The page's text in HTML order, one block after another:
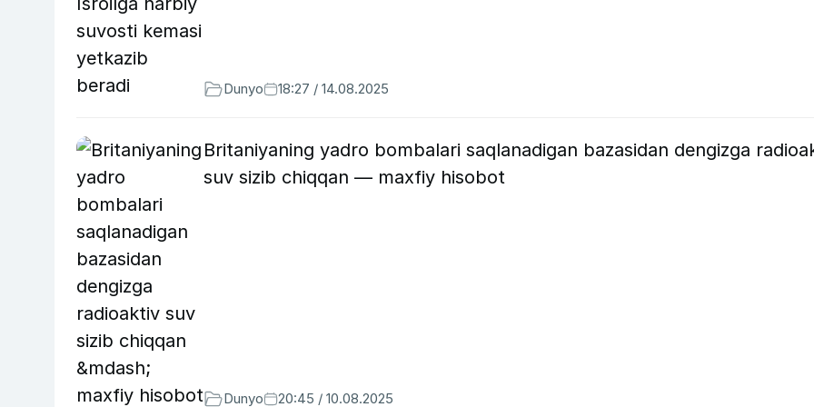
Dunyo 18:27 / 14.08.2025
Britaniyaning yadro bombalari saqlanadigan bazasidan dengizga
suv sizib chiqqan — maxfiy hisobot
Dunyo 20:45 / 10.08.2025